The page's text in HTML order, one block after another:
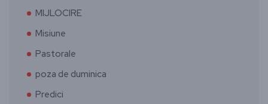
MIJLOCIRE
Misiune
Pastorale
poza de duminica
Predici